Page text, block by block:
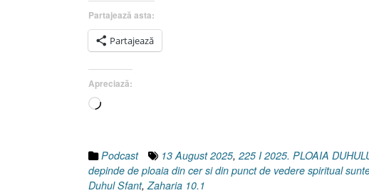
Partajează asta:
Partajează
Apreciază:
Încarc...
Podcast 13 August 2025, 225 I 2025. PLOAIA
depinde de ploaia din cer si din punct de vedere spiritual
Duhul Sfant, Zaharia 10.1